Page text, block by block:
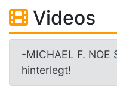
Videos
-MICHAEL F. NOE
hinterlegt!